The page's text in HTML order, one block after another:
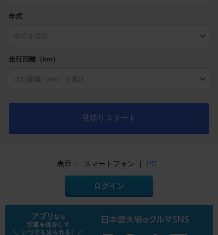
年式
走行距離（km）
見積りスタート
表示： スマートフォン | PC
ログイン